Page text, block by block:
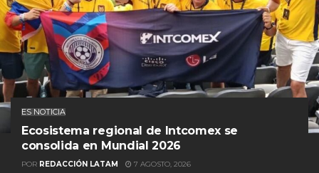
ES NOTICIA
Ecosistema regional de Intcomex se
consolida en Mundial 2026
POR REDACCIÓN LATAM 7 AGOSTO, 2026